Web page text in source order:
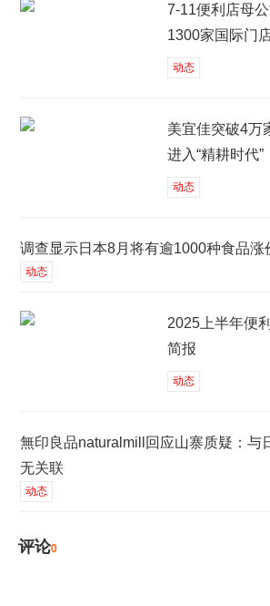
7-11便利店母
1300家国际门
动态
美宜佳突破4万
进入“精耕时代”
动态
调查显示日本8月将有逾1000种食品涨
动态
2025上半年便
简报
动态
無印良品naturalmill回应山寨质疑：与
无关联
动态
评论0